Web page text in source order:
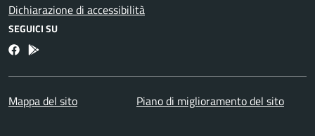
Dichiarazione di accessibilità
SEGUICI SU
FacebookBosa inApp
Mappa del sito Piano di miglioramento del sito